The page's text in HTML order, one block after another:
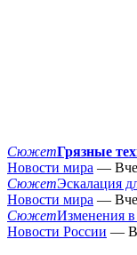
СюжетГрязные
Новости мира —
СюжетЭскалация
Новости мира —
СюжетИзменения
Новости России —